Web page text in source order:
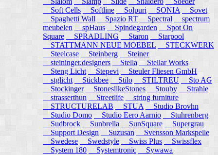
Soft Cells
Softline Solpuri SONIA
Sovet
Spaghetti Wall
Spazio RT Spectral
spectrum
meubelen
spHaus Spindegarden
Spot On
Square
SPRADLING Staron
Starpool
STATTMANN NEUE MOEBEL
STECKWERK
Steelcase
Steinberg
Steiner
steininger.designers
Stella Stellar Works
Steng Licht
Stepevi
Steuler Fliesen GmbH
stglicht
Stickbee Stilo STILTREU
Sto AG
Stockinger
StoneslikeStones Stouby
Strahle
strasserthun
Streetlife
string furniture
STRUCTURELAB
STUA
Studio Brovhn
Studio Domo
Studio Eero Aarnio
Stuhrenberg
Sudbrock
Sunbrella SunSquare
Supergrau
Support Design
Suzusan
Svensson Markspelle
Swedese
Swedstyle Swiss Plus
Swissflex
System 180
Systemtronic Sywawa